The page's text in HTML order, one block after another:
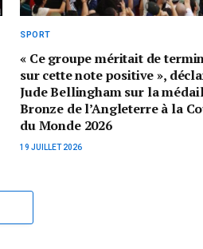
SPORT
« Ce groupe méritait de
sur cette note positive »,
Jude Bellingham sur la
Bronze de l’Angleterre à la
du Monde 2026
19 JUILLET 2026